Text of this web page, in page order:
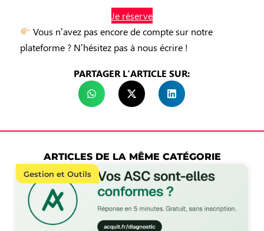
Je réserve
Vous n’avez pas encore de compte sur notre
plateforme ? N’hésitez pas à nous écrire !
PARTAGER L'ARTICLE SUR:
ARTICLES DE LA MÊME CATÉGORIE
Gestion et Outils